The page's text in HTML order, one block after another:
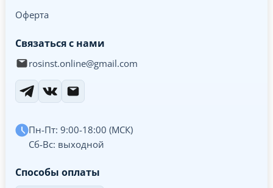
Оферта
Связаться с нами
rosinst.online@gmail.com
Пн-Пт: 9:00-18:00 (МСК)
Сб-Вс: выходной
Способы оплаты